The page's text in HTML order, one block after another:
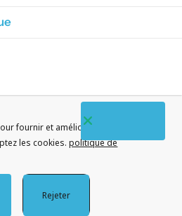
fournir et améliorer nos services. En
les cookies. politique de
Rejeter